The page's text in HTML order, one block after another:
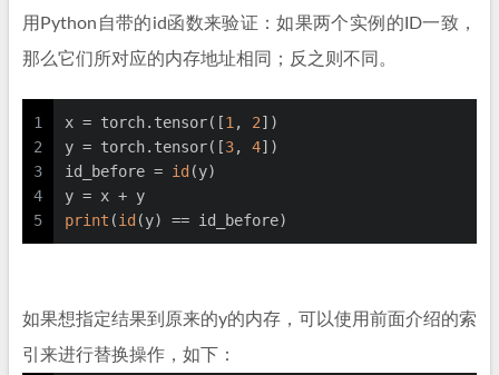
用Python自带的id函数来验证：如果两个实例的ID一致，
那么它们所对应的内存地址相同；反之则不同。
1
2
3
4
5
x = torch.tensor([1 , 2])
y = torch.tensor([3, 4])
id_before = id (y)
y = x + y
print (id (y) == id_before)
如果想指定结果到原来的y的内存，可以使用前面介绍的索
引来进行替换操作，如下：